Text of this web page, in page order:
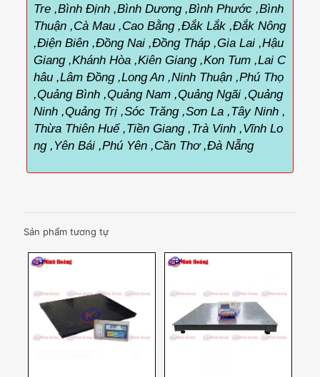
Tre ,Bình Định ,Bình Dương ,Bình Phước ,Bình
Thuận ,Cà Mau ,Cao Bằng ,Đắk Lắk ,Đắk Nông
,Điện Biên ,Đồng Nai ,Đồng Tháp ,Gia Lai ,Hậu
Giang ,Khánh Hòa ,Kiên Giang ,Kon Tum ,Lai C
hâu ,Lâm Đồng ,Long An ,Ninh Thuận ,Phú Thọ
,Quảng Bình ,Quảng Nam ,Quảng Ngãi ,Quảng
Ninh ,Quảng Trị ,Sóc Trăng ,Sơn La ,Tây Ninh ,
Thừa Thiên Huế ,Tiền Giang ,Trà Vinh ,Vĩnh Lo
ng ,Yên Bái ,Phú Yên ,Cần Thơ ,Đà Nẵng
Sản phẩm tương tự